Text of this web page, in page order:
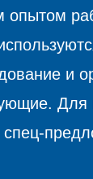
опытом
и
Для